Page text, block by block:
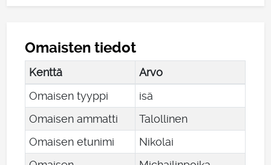
Omaisten tiedot
Kenttä
Arvo
Omaisen tyyppi
isä
Omaisen ammatti
Talollinen
Omaisen etunimi
Nikolai